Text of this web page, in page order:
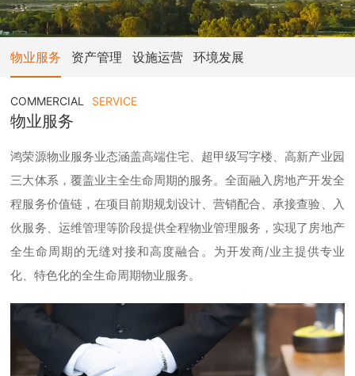
业务领域
联系我们
物业服务 资产管理 设施运营 环境发展
COMMERCIAL SERVICE
物业服务
鸿荣源物业服务业态涵盖高端住宅、超甲级写字楼、高新产业园
三大体系，覆盖业主全生命周期的服务。全面融入房地产开发全
程服务价值链，在项目前期规划设计、营销配合、承接查验、入
伙服务、运维管理等阶段提供全程物业管理服务，实现了房地产
全生命周期的无缝对接和高度融合。为开发商/业主提供专业
化、特色化的全生命周期物业服务。